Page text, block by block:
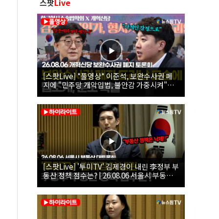
스팟Live
[스팟Live] *풀영상* 이준석, 보완수사권 폐
지에 "민주당 개악입법, 불안감 가중시켜"｜
26.08.06 개혁신당 보완수사권 폐지 토론회
[스팟Live] '투미TV' 김제경이 내린 李정부 부
동산 정책 점수는? | 26.08.06 서울시 부동산
대토론회